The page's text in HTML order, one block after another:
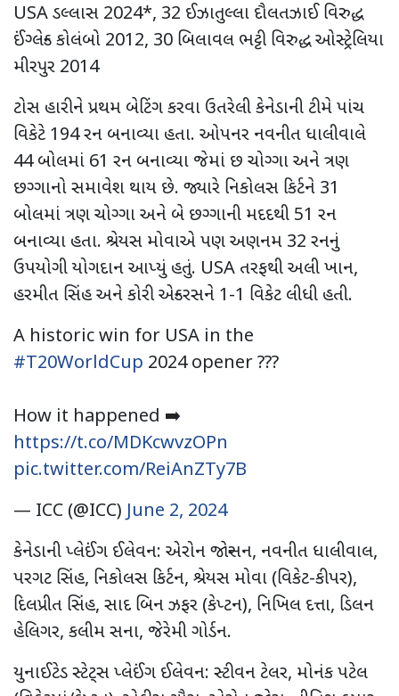
USA ડલ્લાસ 2024*, 32 ઈઝાતુલ્લા દૌલતઝાઈ વિરુદ્ધ
ઈંગ્લેન્ડ કોલંબો 2012, 30 બિલાવલ ભટ્ટી વિરુદ્ધ ઓસ્ટ્રેલિયા
મીરપુર 2014
ટોસ હારીને પ્રથમ બેટિંગ કરવા ઉતરેલી કેનેડાની ટીમે પાંચ
વિકેટે 194 રન બનાવ્યા હતા. ઓપનર નવનીત ધાલીવાલે
44 બોલમાં 61 રન બનાવ્યા જેમાં છ ચોગ્ગા અને ત્રણ
છગ્ગાનો સમાવેશ થાય છે. જ્યારે નિકોલસ કિર્ટને 31
બોલમાં ત્રણ ચોગ્ગા અને બે છગ્ગાની મદદથી 51 રન
બનાવ્યા હતા. શ્રેયસ મોવાએ પણ અણનમ 32 રનનું
ઉપયોગી યોગદાન આપ્યું હતું. USA તરફથી અલી ખાન,
હરમીત સિંહ અને કોરી એન્ડરસને 1-1 વિકેટ લીધી હતી.
A historic win for USA in the
#T20WorldCup 2024 opener ???
How it happened ➡️
https://t.co/MDKcwvzOPn
pic.twitter.com/ReiAnZTy7B
— ICC (@ICC) June 2, 2024
કેનેડાની પ્લેઈંગ ઈલેવન: એરોન જોન્સન, નવનીત ધાલીવાલ,
પરગટ સિંહ, નિકોલસ કિર્ટન, શ્રેયસ મોવા (વિકેટ-કીપર),
દિલપ્રીત સિંહ, સાદ બિન ઝફર (કેપ્ટન), નિખિલ દત્તા, ડિલન
હેલિગર, કલીમ સના, જેરેમી ગોર્ડન.
યુનાઈટેડ સ્ટેટ્સ પ્લેઈંગ ઈલેવન: સ્ટીવન ટેલર, મોનંક પટેલ